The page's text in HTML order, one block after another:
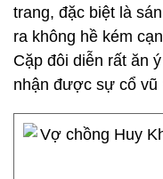
trang, đặc biệt là
ra không hề kém
Cặp đôi diễn rất ăn
nhận được sự cổ